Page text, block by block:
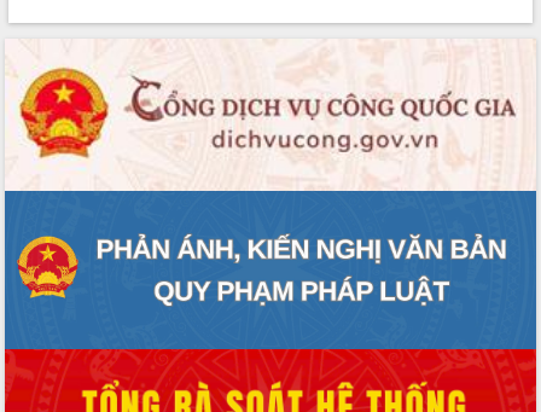
phát triển mới
mặt Đoàn chuyên gia y tế TP. Hồ Chí
Minh
Lễ truy điệu và an táng hài cốt liệt sĩ
tại Nghĩa trang Liệt sĩ xã Sơn Hòa
Bàn giải pháp tháo gỡ khó khăn trong
định EUDR
Thứ trưởng Bộ Nông nghiệp và Môi
trường Nguyễn Hoàng Hiệp khảo sát
Trình diễn nghệ thuật chế biến các
món ăn từ sầu riêng